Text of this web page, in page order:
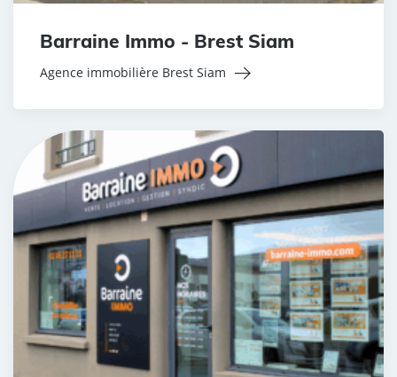
Barraine Immo - Brest Siam
Agence immobilière Brest Siam